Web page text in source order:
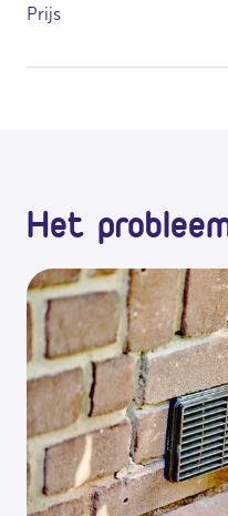
Prijs
Het